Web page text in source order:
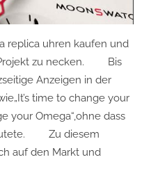
uhren kaufen und
Projekt zu necken. Bis
Anzeigen in der
time to change your
your Omega“,ohne dass
Zu diesem
auf den Markt und